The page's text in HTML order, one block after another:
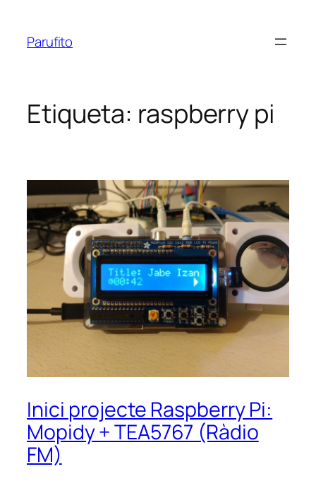
contingut
Parufito
Etiqueta: raspberry pi
Inici projecte Raspberry Pi:
Mopidy + TEA5767 (Ràdio
FM)